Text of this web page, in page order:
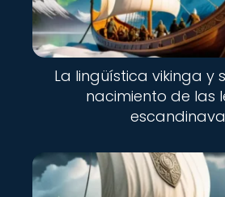
La lingüística vikinga y
nacimiento de las